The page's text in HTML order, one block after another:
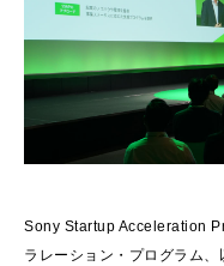
Sony Startup Acceleration
ラレーション・プログラム、